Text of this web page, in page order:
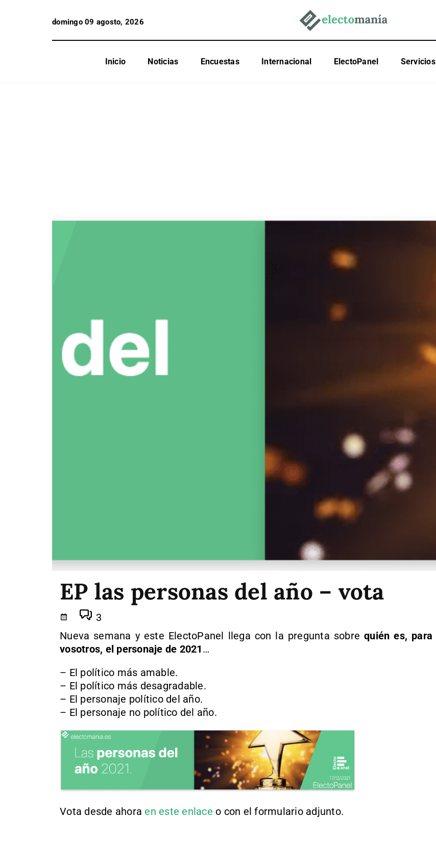
domingo 09 agosto, 2026
Inicio Noticias Encuestas Internacional ElectoPanel Servicios
EP las personas del año – vota
3
Nueva semana y este ElectoPanel llega con la pregunta sobrequién es, para
vosotros, el personaje de 2021 …
– El político más amable.
– El político más desagradable.
– El personaje político del año.
– El personaje no político del año.
Vota desde ahora en este enlace o con el formulario adjunto.